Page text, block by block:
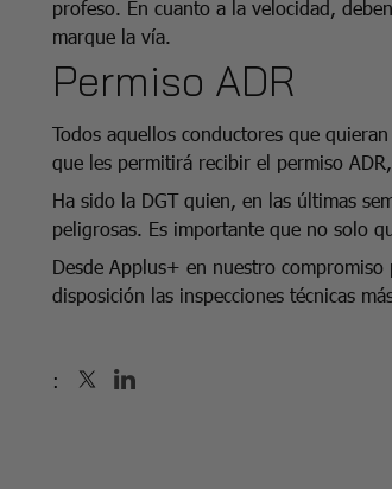
profeso. En cuanto a la velocidad,
marque la vía.
Permiso ADR
Todos aquellos conductores que
que les permitirá recibir el permiso
Ha sido la DGT quien, en las últimas
peligrosas. Es importante que no solo
Desde Applus+ en nuestro
disposición las inspecciones técnicas
: